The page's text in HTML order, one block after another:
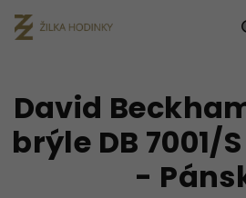
na
obsah
David
brýle DB 7001/
-